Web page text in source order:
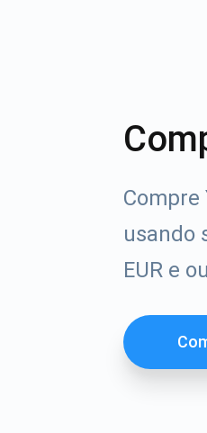
Compre
usando
EUR e